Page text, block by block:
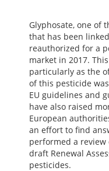
Glyphosate, one of
that has been
reauthorized for a
market in 2017.
particularly as the
of this pesticide
EU guidelines and
have also raised
European
an effort to find
performed a
draft Renewal
pesticides.